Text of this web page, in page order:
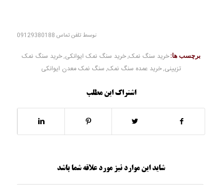
توسطتلفن تماس 09129380188
برچسب ها: خرید سنگ نمک,خرید سنگ نمک ایوانکی,خرید سنگ نمک
تزیینی,خرید عمده سنگ نمک, سنگ نمک معدن ایوانکی
اشتراک این مطلب
شاید این موارد نیز مورد علاقه شما باشد